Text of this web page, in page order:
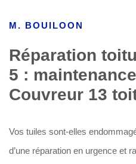
M. BOUILOON
Réparation
5 :
Couvreur 13
Vos tuiles sont-elles
d’une réparation en urgence et